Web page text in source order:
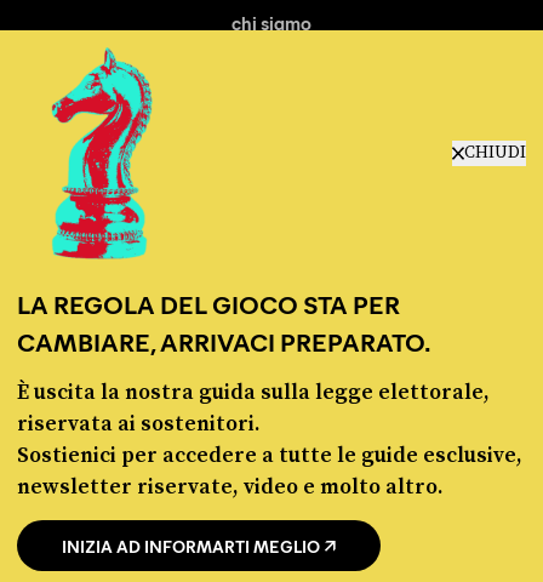
CHIUDI
LA REGOLA DEL GIOCO STA PER
CAMBIARE, ARRIVACI PREPARATO.
È uscita la nostra guida sulla legge elettorale,
riservata ai sostenitori.
Sostienici per accedere a tutte le guide esclusive,
newsletter riservate, video e molto altro.
INIZIA AD INFORMARTI MEGLIO
chi siamo
© Pagella Politica 2012 - 2026
Pagella Politica è una testata registrata presso il Tribunale di Milano, n. 55 del 8
marzo 2021. ISSN 2974-9387
Privacy policy Cookie policy